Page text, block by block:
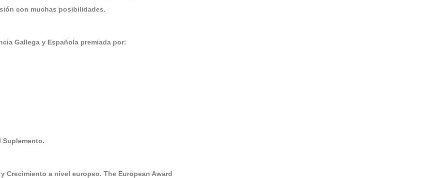
con muchas posibilidades.
Gallega y Española premiada por:
Suplemento.
Crecimiento a nivel europeo. The European Award